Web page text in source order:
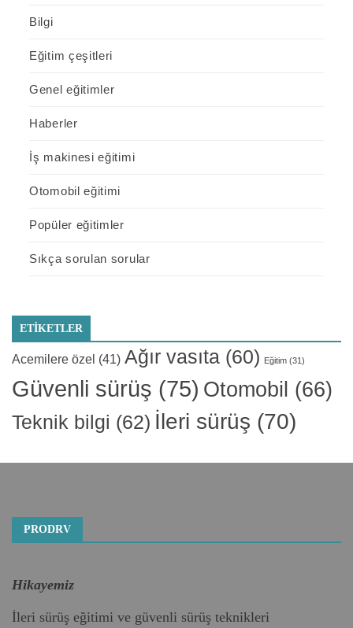
Bilgi
Eğitim çeşitleri
Genel eğitimler
Haberler
İş makinesi eğitimi
Otomobil eğitimi
Popüler eğitimler
Sıkça sorulan sorular
ETIKETLER
Acemilere özel (41) Ağır vasıta (60) Eğitim (31)
Güvenli sürüş (75) Otomobil (66)
Teknik bilgi (62) İleri sürüş (70)
PRODRV
Hikayemiz
İleri sürüş eğitimi ve güvenli sürüş teknikleri